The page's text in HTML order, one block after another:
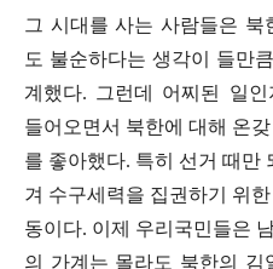
그 시대를 사는 사람들은 북
도 불순하다는 생각이 들만
계했다. 그런데 어찌된 일
들어오면서 북한에 대해 온
를 좋아했다. 특히 선거 때만
겨 수구세력을 집권하기 위
동이다. 이제 우리국민들은
의 가계는 몰라도 북한의 김